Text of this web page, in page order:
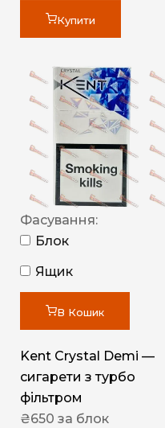
Купити
Фасування:
Блок
Ящик
В Кошик
Kent Crystal Demi —
сигарети з турбо
фільтром
₴650 за блок